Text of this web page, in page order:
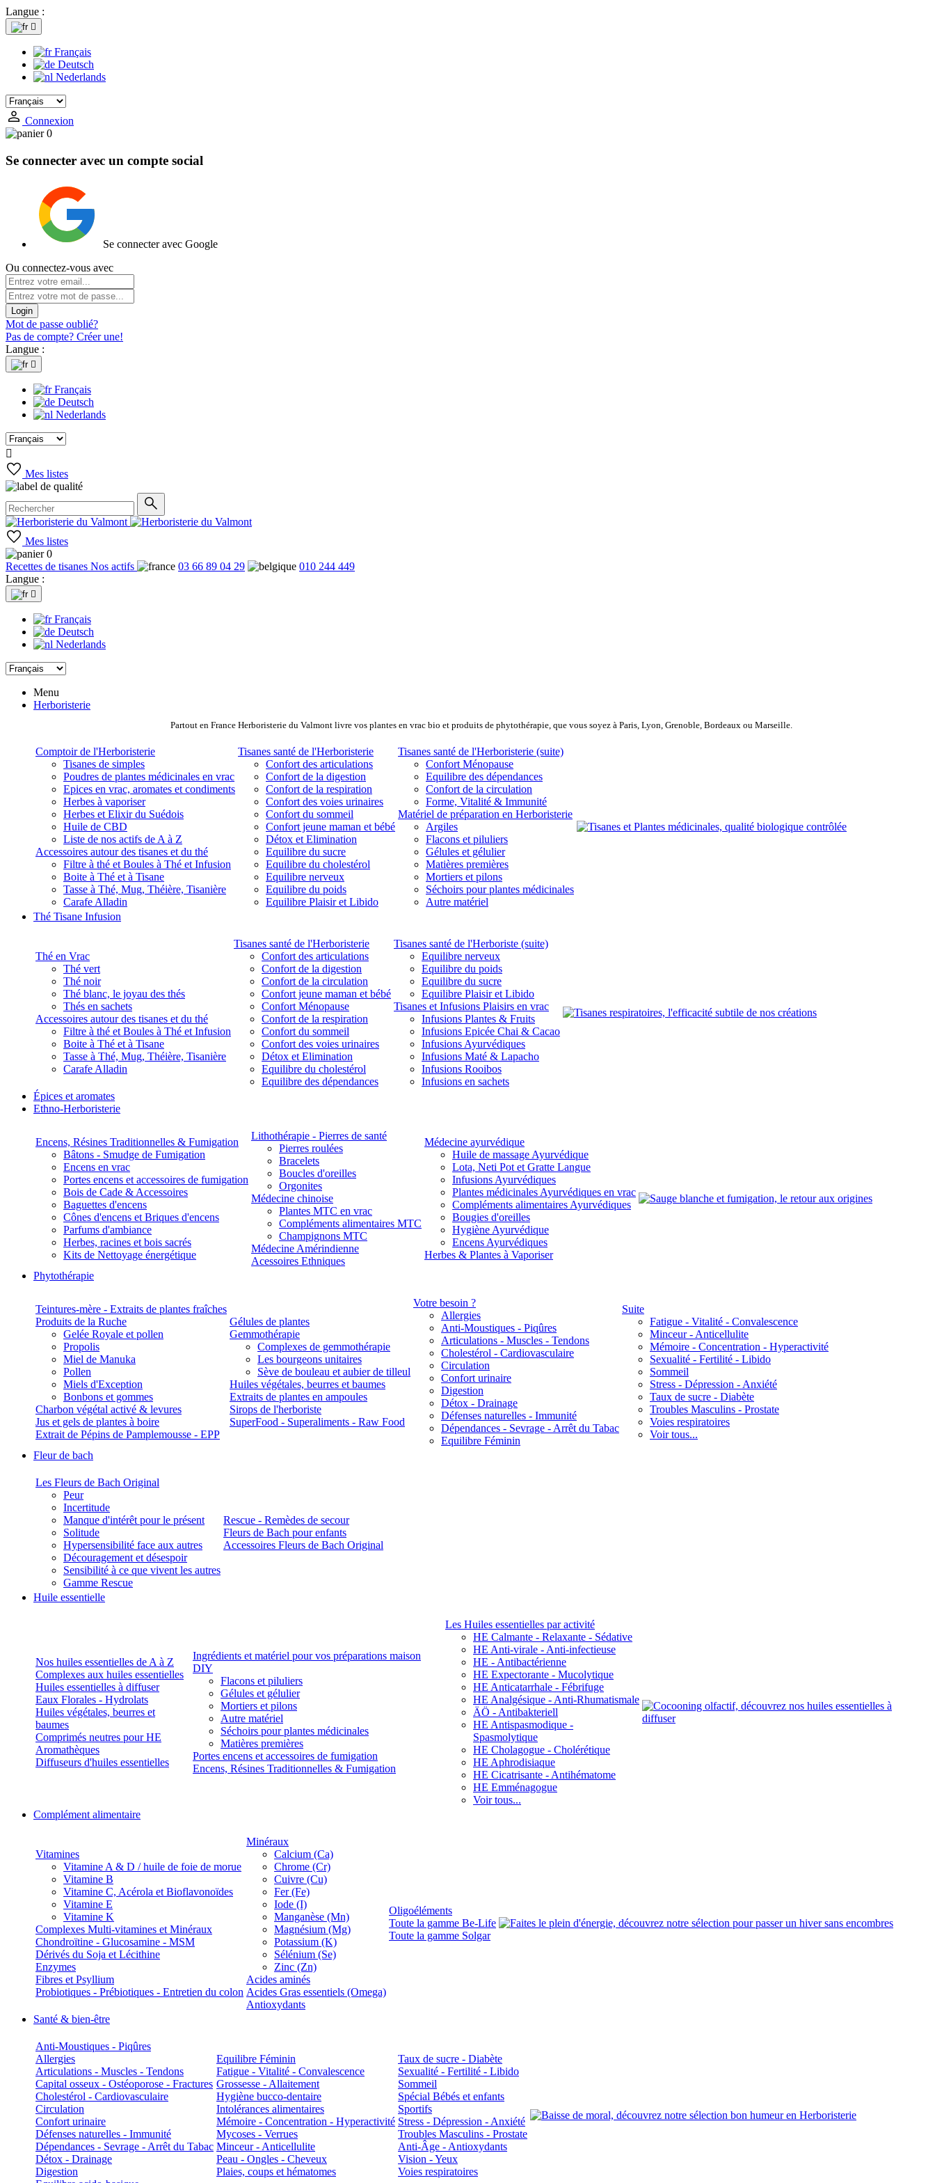
Langue :

Français
Deutsch
Nederlands
Connexion
0
Se connecter avec un compte social
Se connecter avec Google
Ou connectez-vous avec
Login
Mot de passe oublié?
Pas de compte? Créer une!
Langue :

Français
Deutsch
Nederlands

Mes listes
Mes listes
0
Recettes de tisanes Nos actifs 03 66 89 04 29
010 244 449
Langue :

Français
Deutsch
Nederlands
Menu
Herboristerie
Partout en France Herboristerie du Valmont livre vos plantes en vrac bio et produits de phytothérapie, que vous soyez à Paris, Lyon, Grenoble, Bordeaux ou Marseille.
Comptoir de l'Herboristerie
Tisanes de simples
Poudres de plantes médicinales en vrac
Epices en vrac, aromates et condiments
Herbes à vaporiser
Herbes et Elixir du Suédois
Huile de CBD
Liste de nos actifs de A à Z
Accessoires autour des tisanes et du thé
Filtre à thé et Boules à Thé et Infusion
Boite à Thé et à Tisane
Tasse à Thé, Mug, Théière, Tisanière
Carafe Alladin
Tisanes santé de l'Herboristerie
Confort des articulations
Confort de la digestion
Confort de la respiration
Confort des voies urinaires
Confort du sommeil
Confort jeune maman et bébé
Détox et Elimination
Equilibre du sucre
Equilibre du cholestérol
Equilibre nerveux
Equilibre du poids
Equilibre Plaisir et Libido
Tisanes santé de l'Herboristerie (suite)
Confort Ménopause
Equilibre des dépendances
Confort de la circulation
Forme, Vitalité & Immunité
Matériel de préparation en Herboristerie
Argiles
Flacons et piluliers
Gélules et gélulier
Matières premières
Mortiers et pilons
Séchoirs pour plantes médicinales
Autre matériel
Thé Tisane Infusion
Thé en Vrac
Thé vert
Thé noir
Thé blanc, le joyau des thés
Thés en sachets
Accessoires autour des tisanes et du thé
Filtre à thé et Boules à Thé et Infusion
Boite à Thé et à Tisane
Tasse à Thé, Mug, Théière, Tisanière
Carafe Alladin
Tisanes santé de l'Herboristerie
Confort des articulations
Confort de la digestion
Confort de la circulation
Confort jeune maman et bébé
Confort Ménopause
Confort de la respiration
Confort du sommeil
Confort des voies urinaires
Détox et Elimination
Equilibre du cholestérol
Equilibre des dépendances
Tisanes santé de l'Herboriste (suite)
Equilibre nerveux
Equilibre du poids
Equilibre du sucre
Equilibre Plaisir et Libido
Tisanes et Infusions Plaisirs en vrac
Infusions Plantes & Fruits
Infusions Epicée Chai & Cacao
Infusions Ayurvédiques
Infusions Maté & Lapacho
Infusions Rooibos
Infusions en sachets
Épices et aromates
Ethno-Herboristerie
Encens, Résines Traditionnelles & Fumigation
Bâtons - Smudge de Fumigation
Encens en vrac
Portes encens et accessoires de fumigation
Bois de Cade & Accessoires
Baguettes d'encens
Cônes d'encens et Briques d'encens
Parfums d'ambiance
Herbes, racines et bois sacrés
Kits de Nettoyage énergétique
Lithothérapie - Pierres de santé
Pierres roulées
Bracelets
Boucles d'oreilles
Orgonites
Médecine chinoise
Plantes MTC en vrac
Compléments alimentaires MTC
Champignons MTC
Médecine Amérindienne
Acessoires Ethniques
Médecine ayurvédique
Huile de massage Ayurvédique
Lota, Neti Pot et Gratte Langue
Infusions Ayurvédiques
Plantes médicinales Ayurvédiques en vrac
Compléments alimentaires Ayurvédiques
Bougies d'oreilles
Hygiène Ayurvédique
Encens Ayurvédiques
Herbes & Plantes à Vaporiser
Phytothérapie
Teintures-mère - Extraits de plantes fraîches
Produits de la Ruche
Gelée Royale et pollen
Propolis
Miel de Manuka
Pollen
Miels d'Exception
Bonbons et gommes
Charbon végétal activé & levures
Jus et gels de plantes à boire
Extrait de Pépins de Pamplemousse - EPP
Gélules de plantes
Gemmothérapie
Complexes de gemmothérapie
Les bourgeons unitaires
Sève de bouleau et aubier de tilleul
Huiles végétales, beurres et baumes
Extraits de plantes en ampoules
Sirops de l'herboriste
SuperFood - Superaliments - Raw Food
Votre besoin ?
Allergies
Anti-Moustiques - Piqûres
Articulations - Muscles - Tendons
Cholestérol - Cardiovasculaire
Circulation
Confort urinaire
Digestion
Détox - Drainage
Défenses naturelles - Immunité
Dépendances - Sevrage - Arrêt du Tabac
Equilibre Féminin
Suite
Fatigue - Vitalité - Convalescence
Minceur - Anticellulite
Mémoire - Concentration - Hyperactivité
Sexualité - Fertilité - Libido
Sommeil
Stress - Dépression - Anxiété
Taux de sucre - Diabète
Troubles Masculins - Prostate
Voies respiratoires
Voir tous...
Fleur de bach
Les Fleurs de Bach Original
Peur
Incertitude
Manque d'intérêt pour le présent
Solitude
Hypersensibilité face aux autres
Découragement et désespoir
Sensibilité à ce que vivent les autres
Gamme Rescue
Rescue - Remèdes de secour
Fleurs de Bach pour enfants
Accessoires Fleurs de Bach Original
Huile essentielle
Nos huiles essentielles de A à Z
Complexes aux huiles essentielles
Huiles essentielles à diffuser
Eaux Florales - Hydrolats
Huiles végétales, beurres et
baumes
Comprimés neutres pour HE
Aromathèques
Diffuseurs d'huiles essentielles
Ingrédients et matériel pour vos préparations maison
DIY
Flacons et piluliers
Gélules et gélulier
Mortiers et pilons
Autre matériel
Séchoirs pour plantes médicinales
Matières premières
Portes encens et accessoires de fumigation
Encens, Résines Traditionnelles & Fumigation
Les Huiles essentielles par activité
HE Calmante - Relaxante - Sédative
HE Anti-virale - Anti-infectieuse
HE - Antibactérienne
HE Expectorante - Mucolytique
HE Anticatarrhale - Fébrifuge
HE Analgésique - Anti-Rhumatismale
ÄÖ - Antibakteriell
HE Antispasmodique -
Spasmolytique
HE Cholagogue - Cholérétique
HE Aphrodisiaque
HE Cicatrisante - Antihématome
HE Emménagogue
Voir tous...
Complément alimentaire
Vitamines
Vitamine A & D / huile de foie de morue
Vitamine B
Vitamine C, Acérola et Bioflavonoïdes
Vitamine E
Vitamine K
Complexes Multi-vitamines et Minéraux
Chondroïtine - Glucosamine - MSM
Dérivés du Soja et Lécithine
Enzymes
Fibres et Psyllium
Probiotiques - Prébiotiques - Entretien du colon
Minéraux
Calcium (Ca)
Chrome (Cr)
Cuivre (Cu)
Fer (Fe)
Iode (I)
Manganèse (Mn)
Magnésium (Mg)
Potassium (K)
Sélénium (Se)
Zinc (Zn)
Acides aminés
Acides Gras essentiels (Omega)
Antioxydants
Oligoéléments
Toute la gamme Be-Life
Toute la gamme Solgar
Santé & bien-être
Anti-Moustiques - Piqûres
Allergies
Articulations - Muscles - Tendons
Capital osseux - Ostéoporose - Fractures
Cholestérol - Cardiovasculaire
Circulation
Confort urinaire
Défenses naturelles - Immunité
Dépendances - Sevrage - Arrêt du Tabac
Détox - Drainage
Digestion
Equilibre Féminin
Fatigue - Vitalité - Convalescence
Grossesse - Allaitement
Hygiène bucco-dentaire
Intolérances alimentaires
Mémoire - Concentration - Hyperactivité
Mycoses - Verrues
Minceur - Anticellulite
Peau - Ongles - Cheveux
Plaies, coups et hématomes
Taux de sucre - Diabète
Sexualité - Fertilité - Libido
Sommeil
Spécial Bébés et enfants
Sportifs
Stress - Dépression - Anxiété
Troubles Masculins - Prostate
Anti-Âge - Antioxydants
Vision - Yeux
Voies respiratoires